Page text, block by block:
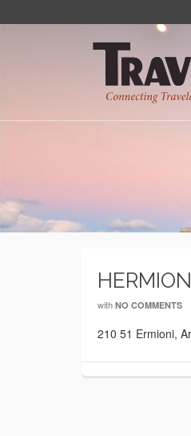
with NO COMMENTS
210 51 Ermioni,